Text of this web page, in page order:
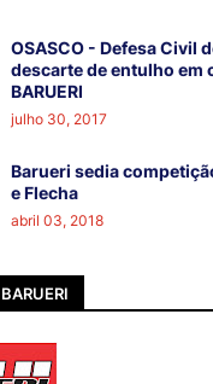
OSASCO - Defesa Civil
descarte de entulho em
BARUERI
julho 30, 2017
Barueri sedia
e Flecha
abril 03, 2018